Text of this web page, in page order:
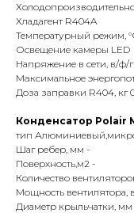
Хладагент R404A
Температурный режим,
Освещение камеры LED
Напряжение в сети, в/ф/
Maксимальное
Доза заправки R404, кг
Конденсатор Polair
тип
Шаг ребер, мм -
Поверхность,м2 -
Количество
Мощность вентилятора,
Диаметр крыльчатки, мм